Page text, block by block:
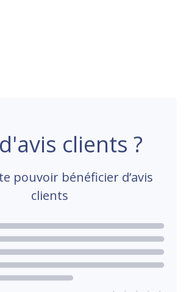
clients ?
pouvoir bénéficier d’avis
clients